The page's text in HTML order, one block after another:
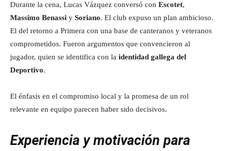
Durante la cena, Lucas Vázquez conversó con Escotet,
Massimo Benassi y Soriano. El club expuso un plan ambicioso.
El del retorno a Primera con una base de canteranos y veteranos
comprometidos. Fueron argumentos que convencieron al
jugador, quien se identifica con la identidad gallega del
Deportivo.
El énfasis en el compromiso local y la promesa de un rol
relevante en equipo parecen haber sido decisivos.
Experiencia y motivación para